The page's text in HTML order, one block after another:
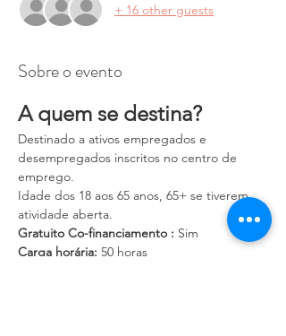
+ 16 other guests
Sobre o evento
A quem se destina?
Destinado a ativos empregados e
desempregados inscritos no centro de
emprego.
Idade dos 18 aos 65 anos, 65+ se tiverem
atividade aberta.
Gratuito Co-financiamento : Sim
Carga horária: 50 horas